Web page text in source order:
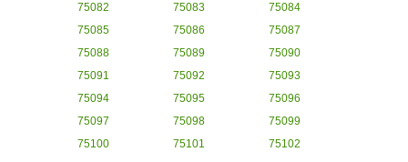
75082
75083
75084
75085
75086
75087
75088
75089
75090
75091
75092
75093
75094
75095
75096
75097
75098
75099
75100
75101
75102